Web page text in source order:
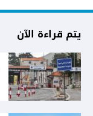
يتم قراءة الآن